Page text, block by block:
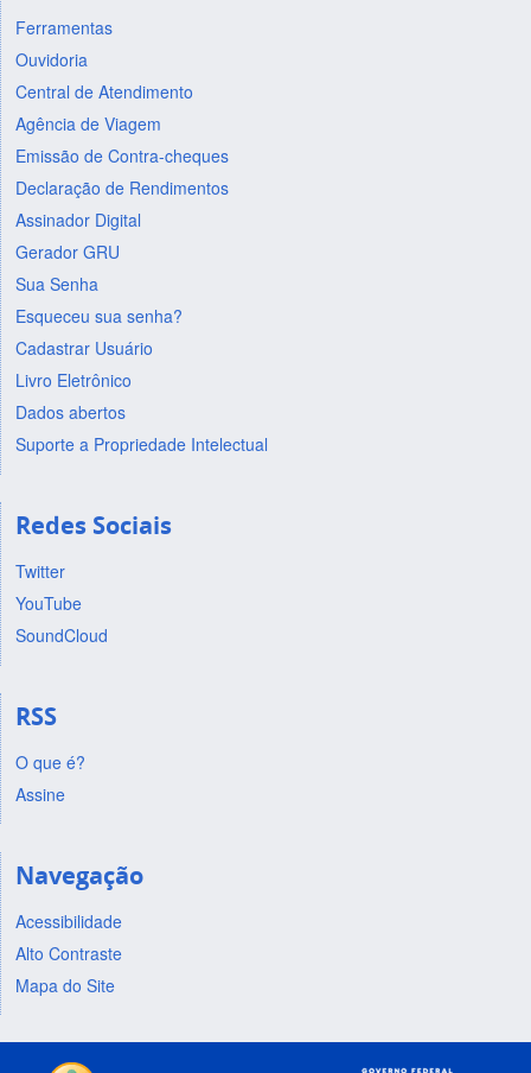
Ferramentas
Ouvidoria
Central de Atendimento
Agência de Viagem
Emissão de Contra-cheques
Declaração de Rendimentos
Assinador Digital
Gerador GRU
Sua Senha
Esqueceu sua senha?
Cadastrar Usuário
Livro Eletrônico
Dados abertos
Suporte a Propriedade Intelectual
Redes Sociais
Twitter
YouTube
SoundCloud
RSS
O que é?
Assine
Navegação
Acessibilidade
Alto Contraste
Mapa do Site